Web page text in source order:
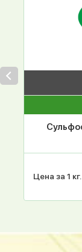
Цена за 1 кг.